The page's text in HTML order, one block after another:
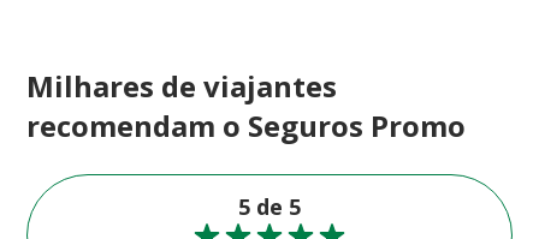
Milhares de viajantes
recomendam o Seguros Promo
5 de 5